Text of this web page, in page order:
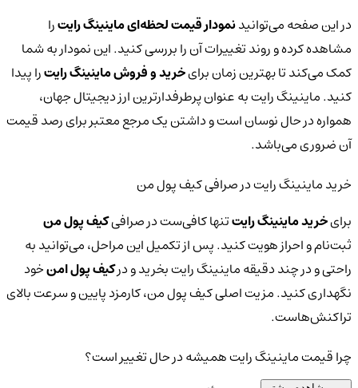
در این صفحه می‌توانیدنمودار قیمت لحظه‌ای ماینینگ رایترا
مشاهده کرده و روند تغییرات آن را بررسی کنید. این نمودار به شما
کمک می‌کند تا بهترین زمان برایخرید و فروش ماینینگ رایترا پیدا
کنید. ماینینگ رایت به عنوان پرطرفدارترین ارز دیجیتال جهان،
همواره در حال نوسان است و داشتن یک مرجع معتبر برای رصد قیمت
آن ضروری می‌باشد.
خرید ماینینگ رایت در صرافی کیف پول من
برایخرید ماینینگ رایتتنها کافی‌ست در صرافیکیف پول من
ثبت‌نام و احراز هویت کنید. پس از تکمیل این مراحل، می‌توانید به
راحتی و در چند دقیقه ماینینگ رایت بخرید و درکیف پول امنخود
نگهداری کنید. مزیت اصلی کیف پول من، کارمزد پایین و سرعت بالای
تراکنش‌هاست.
چرا قیمت ماینینگ رایت همیشه در حال تغییر است؟